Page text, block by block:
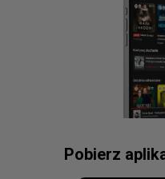
Pobierz